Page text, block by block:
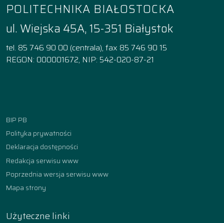
POLITECHNIKA BIAŁOSTOCKA
ul. Wiejska 45A, 15-351 Białystok
tel. 85 746 90 00 (centrala), fax 85 746 90 15
REGON: 000001672, NIP: 542-020-87-21
BIP PB
Polityka prywatności
Deklaracja dostępności
Redakcja serwisu www
Poprzednia wersja serwisu www
Mapa strony
Użyteczne linki